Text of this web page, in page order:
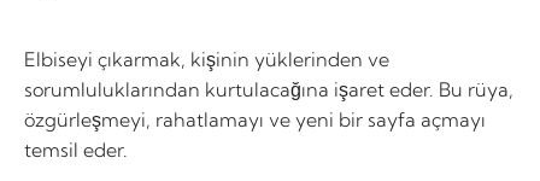
Elbiseyi çıkarmak, kişinin yüklerinden ve
sorumluluklarından kurtulacağına işaret eder. Bu rüya,
özgürleşmeyi, rahatlamayı ve yeni bir sayfa açmayı
temsil eder.